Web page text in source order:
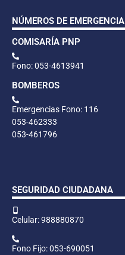
NÚMEROS DE EMERGENCIA
COMISARÍA PNP
Fono: 053-4613941
BOMBEROS
Emergencias Fono: 116
053-462333
053-461796
SEGURIDAD CIUDADANA
Celular: 988880870
Fono Fijo: 053-690051